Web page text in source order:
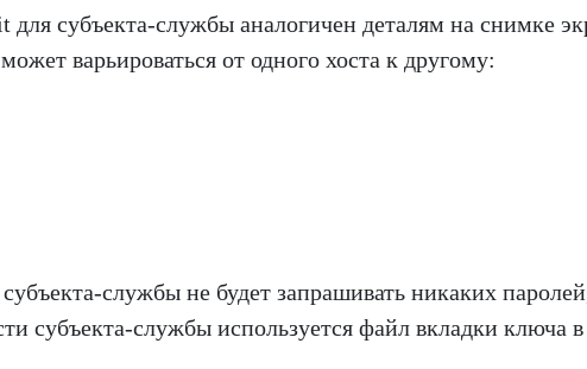
субъекта-службы аналогичен деталям на снимке
варьироваться от одного хоста к другому:
службы не будет запрашивать никаких
субъекта-службы используется файл вкладки ключа в